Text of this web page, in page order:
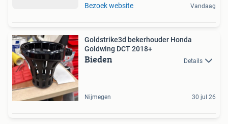
Bezoek website Vandaag
Goldstrike3d bekerhouder Honda
Goldwing DCT 2018+
Bieden Details
Nijmegen 30 jul 26